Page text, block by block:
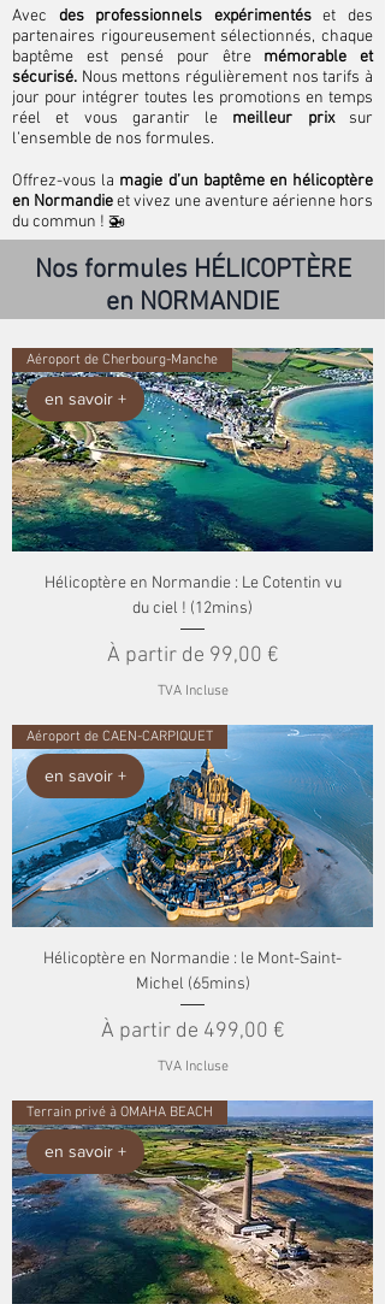
Avec des professionnels expérimentéset des
partenaires rigoureusement sélectionnés, chaque
baptême est pensé pour être mémorable et
sécurisé. Nous mettons régulièrement nos tarifs à
jour pour intégrer toutes les promotions en temps
réel et vous garantir le meilleur prix sur
l’ensemble de nos formules.
Offrez-vous la magie d’un baptême en hélicoptère
en Normandieet vivez une aventure aérienne hors
du commun ! 🚁
Nos formules HÉLICOPTÈRE
en NORMANDIE
en savoir +
Aéroport de Cherbourg-Manche
Hélicoptère en Normandie : Le Cotentin vu
du ciel ! (12mins)
À partir de 99,00 €
Prix promotionnel
TVA Incluse
en savoir +
Aéroport de CAEN-CARPIQUET
Hélicoptère en Normandie : le Mont-Saint-
Michel (65mins)
À partir de 499,00 €
Prix promotionnel
TVA Incluse
en savoir +
Terrain privé à OMAHA BEACH